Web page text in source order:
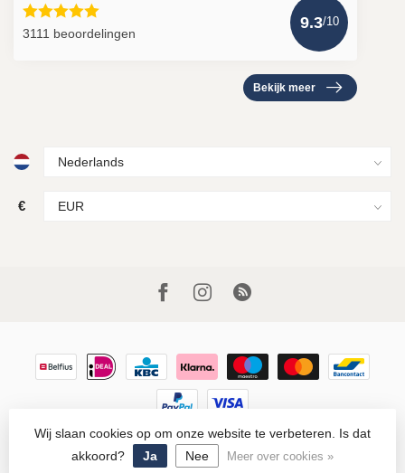
3111 beoordelingen
9.3/10
Bekijk meer
€
© Copyright 2026 Houtkamp Lederwaren- Powered byLightspeed
-Lightspeed design byDyvelopment
Wij slaan cookies op om onze website te verbeteren. Is dat
akkoord?
Ja Nee Meer over cookies »